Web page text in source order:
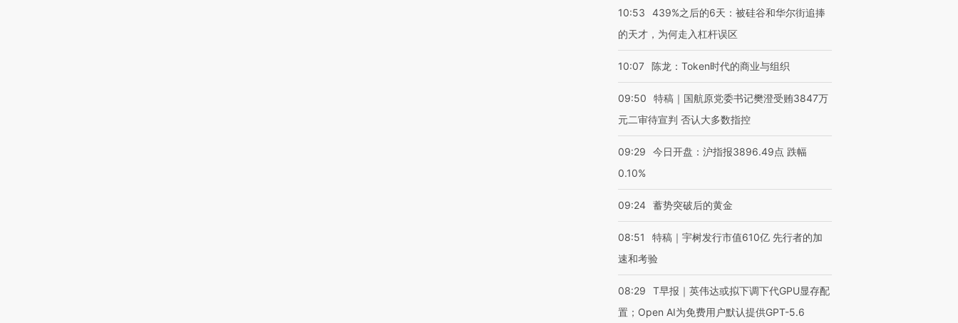
10:53
439%之后的6天：被硅谷和华尔街追捧
的天才，为何走入杠杆误区
10:07 陈龙：Token时代的商业与组织
09:50
特稿｜国航原党委书记樊澄受贿3847万
元二审待宣判 否认大多数指控
09:29
今日开盘：沪指报3896.49点 跌幅
0.10%
09:24 蓄势突破后的黄金
08:51
特稿｜宇树发行市值610亿 先行者的加
速和考验
08:29
T早报｜英伟达或拟下调下代GPU显存配
置；Open AI为免费用户默认提供GPT-5.6